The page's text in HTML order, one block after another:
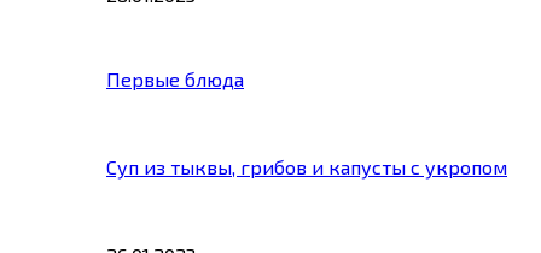
Первые блюда
Суп из тыквы, грибов и капусты с укропом